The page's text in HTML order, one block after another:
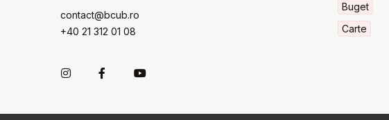
contact@bcub.ro
+40 21 312 01 08
Buget
Carte